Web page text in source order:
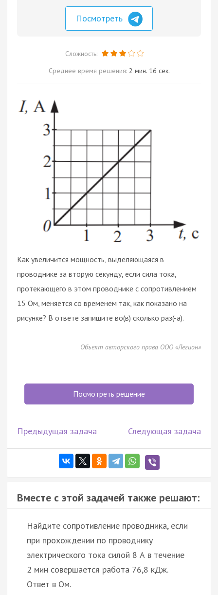
Посмотреть
Сложность:
Среднее время решения: 2 мин. 16 сек.
Как увеличится мощность, выделяющаяся в
проводнике за вторую секунду, если сила тока,
протекающего в этом проводнике с сопротивлением
15 Ом, меняется со временем так, как показано на
рисунке? В ответе запишите во(в) сколько раз(-а).
Объект авторского права ООО «Легион»
Посмотреть решение
Предыдущая задача Следующая задача
Вместе с этой задачей также решают:
Найдите сопротивление проводника, если
при прохождении по проводнику
электрического тока силой 8 А в течение
2 мин совершается работа 76,8 кДж.
Ответ в Ом.